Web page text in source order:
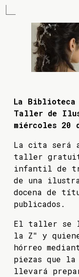
La Biblioteca
Taller de
miércoles 20
La cita será
taller
infantil de
de una
docena de
publicados.
El taller se
la Z" y
hórreo
piezas que
llevará